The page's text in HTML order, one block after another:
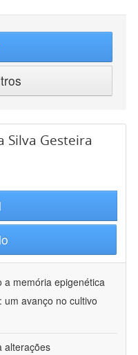
Silva Gesteira
a memória epigenética
avanço no cultivo
alterações